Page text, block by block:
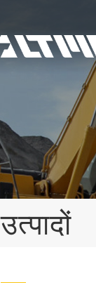
उत्पादों